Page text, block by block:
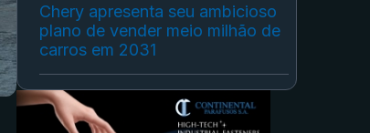
Chery apresenta seu ambicioso
plano de vender meio milhão de
carros em 2031